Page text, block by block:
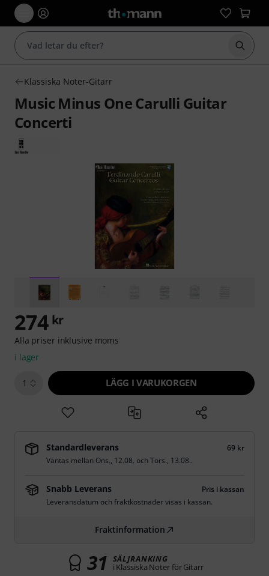
Börja
Klassiska Noter-Gitarr
Music Minus One Carulli Guitar
Concerti
274 kr
Alla priser inklusive moms
i lager
1 LÄGG I VARUKORGEN
Standardleverans
69 kr
Väntas mellan Ons., 12.08. ochTors., 13.08..
Snabb Leverans
Pris i kassan
Leveransdatum och fraktkostnader visas i kassan.
Fraktinformation
31 SÄLJRANKING
i Klassiska Noter för Gitarr